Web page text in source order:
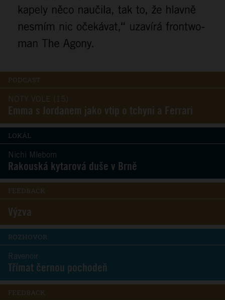
PODCAST
NOTY VOLE (15)
Emma s Jordanem jako vtip o tchyni a Ferrari
LOKÁL
Nichi Mlebom
Rakouská kytarová duše v Brně
FEEDBACK
Výzva
ROZHOVOR
Ravenoir
Třímat černou pochodeň
FEEDBACK